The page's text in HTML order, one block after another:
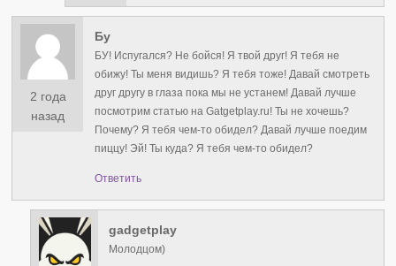
2 года
назад
Бу
БУ! Испугался? Не бойся! Я твой друг! Я тебя не
обижу! Ты меня видишь? Я тебя тоже! Давай смотреть
друг другу в глаза пока мы не устанем! Давай лучше
посмотрим статью на Gatgetplay.ru! Ты не хочешь?
Почему? Я тебя чем-то обидел? Давай лучше поедим
пиццу! Эй! Ты куда? Я тебя чем-то обидел?
Ответить
gadgetplay
Молодцом)